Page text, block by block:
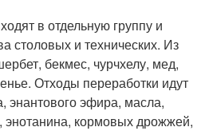
в отдельную группу и
столовых и технических. Из
бекмес, чурчхелу, мед,
Отходы переработки идут
энантового эфира, масла,
энотанина, кормовых дрожжей,